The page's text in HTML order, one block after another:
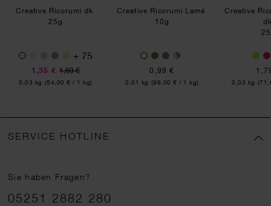
Creative Ricorumi dk
25g
+ 75
1,35 € 1,69 €
Inhalt:
0,03 kg (54,00 € / 1 kg)
Creative Ricorumi Lamé
10g
0,99 €
Inhalt:
0,01 kg (99,00 € / 1 kg)
Creative
Inhalt:
0,03 kg
SERVICE HOTLINE
Sie haben Fragen?
Telefonnummer
05251 2882 280